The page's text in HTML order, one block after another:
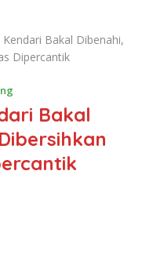
Bakal Dibenahi,
Dipercantik
Bakal